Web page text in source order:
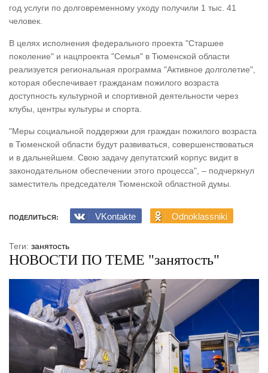
год услуги по долговременному уходу получили 1 тыс. 41
человек.
В целях исполнения федерального проекта "Старшее
поколение" и нацпроекта "Семья" в Тюменской области
реализуется региональная программа "Активное долголетие",
которая обеспечивает гражданам пожилого возраста
доступность культурной и спортивной деятельности через
клубы, центры культуры и спорта.
"Меры социальной поддержки для граждан пожилого возраста
в Тюменской области будут развиваться, совершенствоваться
и в дальнейшем. Свою задачу депутатский корпус видит в
законодательном обеспечении этого процесса", – подчеркнул
заместитель председателя Тюменской областной думы.
ПОДЕЛИТЬСЯ: VKontakte Odnoklassniki
Теги: занятость
НОВОСТИ ПО ТЕМЕ "занятость"